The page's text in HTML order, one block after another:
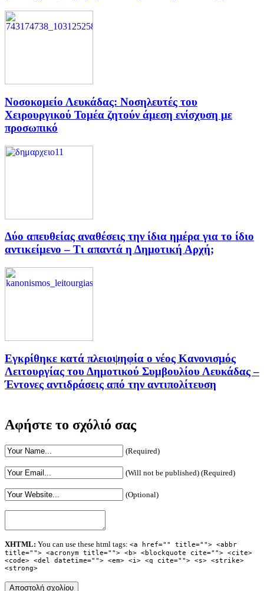
Νοσοκομείο Λευκάδας: Νοσηλευτές του
Χειρουργικού Τομέα ζητούν άμεση ενίσχυση με
προσωπικό
Δύο απευθείας αναθέσεις την ίδια ημέρα για το ίδιο
αντικείμενο – Τι απαντά η Δημοτική Αρχή;
Εγκρίθηκε κατά πλειοψηφία ο νέος Κανονισμός
Λειτουργίας του Δημοτικού Συμβουλίου Λευκάδας –
Έντονες αντιδράσεις από την αντιπολίτευση
Αφήστε το σχόλιό σας
(Required)
(Will not be published) (Required)
(Optional)
XHTML: You can use these html tags: <a href="" title=""> <abbr
title=""> <acronym title=""> <b> <blockquote cite=""> <cite>
<code> <del datetime=""> <em> <i> <q cite=""> <s> <strike>
<strong>